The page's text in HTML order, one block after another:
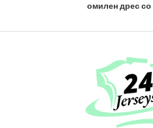
омилен дрес со